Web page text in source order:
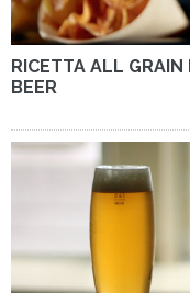
RICETTA ALL
BEER